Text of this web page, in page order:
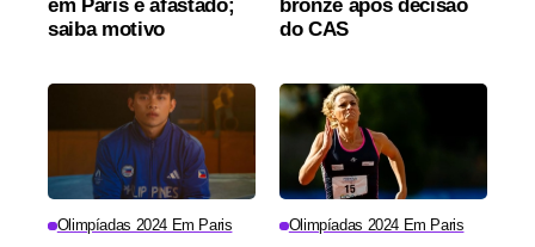
em Paris é afastado;
saiba motivo
bronze após decisão
do CAS
Olimpíadas 2024 Em Paris Olimpíadas 2024 Em Paris